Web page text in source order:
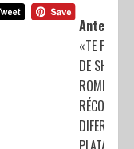
Anterior:
«​TE
DE
ROMPE
RÉCORDS